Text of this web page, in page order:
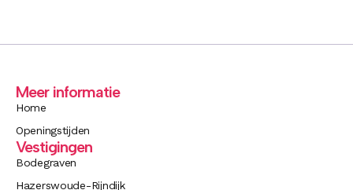
Meer informatie
Home
Openingstijden
Vestigingen
Bodegraven
Hazerswoude-Rijndijk